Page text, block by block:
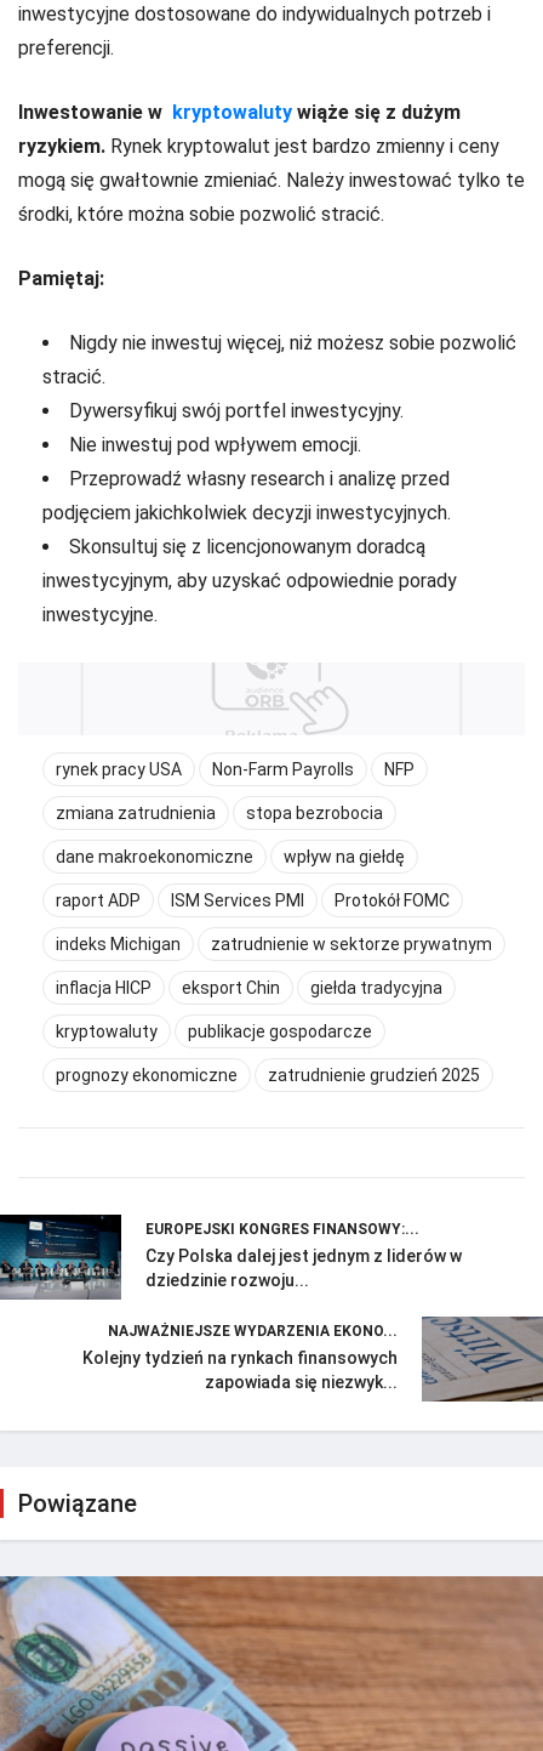
inwestycyjne dostosowane do indywidualnych potrzeb i
preferencji.
Inwestowanie w kryptowaluty wiąże się z dużym
ryzykiem. Rynek kryptowalut jest bardzo zmienny i ceny
mogą się gwałtownie zmieniać. Należy inwestować tylko te
środki, które można sobie pozwolić stracić.
Pamiętaj:
Nigdy nie inwestuj więcej, niż możesz sobie pozwolić
stracić.
Dywersyfikuj swój portfel inwestycyjny.
Nie inwestuj pod wpływem emocji.
Przeprowadź własny research i analizę przed
podjęciem jakichkolwiek decyzji inwestycyjnych.
Skonsultuj się z licencjonowanym doradcą
inwestycyjnym, aby uzyskać odpowiednie porady
inwestycyjne.
rynek pracy USA Non-Farm Payrolls NFP
zmiana zatrudnienia stopa bezrobocia
dane makroekonomiczne wpływ na giełdę
raport ADP ISM Services PMI Protokół FOMC
indeks Michigan zatrudnienie w sektorze prywatnym
inflacja HICP eksport Chin giełda tradycyjna
kryptowaluty publikacje gospodarcze
prognozy ekonomiczne zatrudnienie grudzień 2025
EUROPEJSKI KONGRES FINANSOWY:...
Czy Polska dalej jest jednym z liderów w
dziedzinie rozwoju...
NAJWAŻNIEJSZE WYDARZENIA EKONO...
Kolejny tydzień na rynkach finansowych
zapowiada się niezwyk...
Powiązane